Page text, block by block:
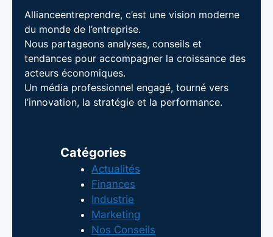
Allianceentreprendre, c’est une vision moderne
du monde de l’entreprise.
Nous partageons analyses, conseils et
tendances pour accompagner la croissance des
acteurs économiques.
Un média professionnel engagé, tourné vers
l’innovation, la stratégie et la performance.
Catégories
Actualités
Finances
Industrie
Marketing
Nos Conseils